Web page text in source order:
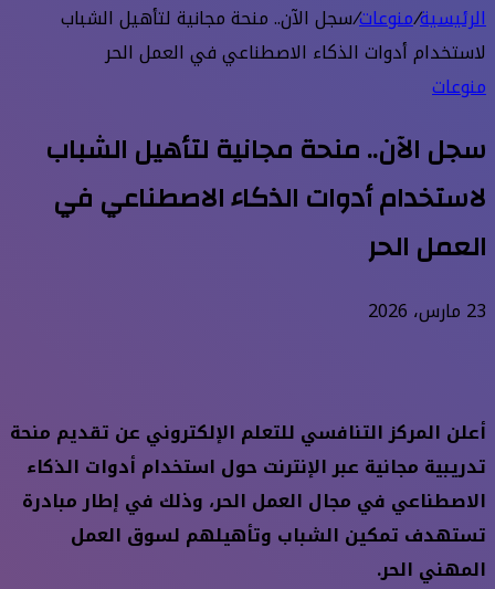
الرئيسية/منوعات/سجل الآن.. منحة مجانية لتأهيل الشباب
لاستخدام أدوات الذكاء الاصطناعي في العمل الحر
منوعات
سجل الآن.. منحة مجانية لتأهيل الشباب
لاستخدام أدوات الذكاء الاصطناعي في
العمل الحر
23 مارس، 2026
أعلن المركز التنافسي للتعلم الإلكتروني عن تقديم منحة
تدريبية مجانية عبر الإنترنت حول استخدام أدوات الذكاء
الاصطناعي في مجال العمل الحر، وذلك في إطار مبادرة
تستهدف تمكين الشباب وتأهيلهم لسوق العمل
المهني الحر.